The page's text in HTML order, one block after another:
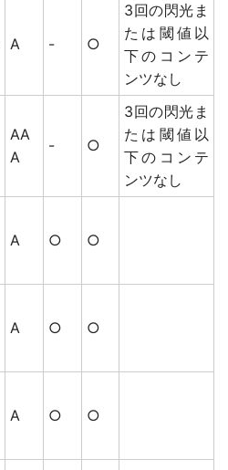
A - ○
3回の閃光ま
たは閾値以
下のコンテ
ンツなし
AA
A
- ○
3回の閃光ま
たは閾値以
下のコンテ
ンツなし
A ○ ○
A ○ ○
A ○ ○